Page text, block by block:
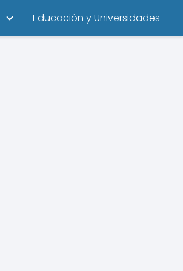
Educación y Universidades